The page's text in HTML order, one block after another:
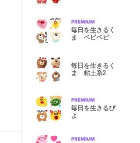
毎日を生きるく
ま ベビベビ
毎日を生きるく
ま 粘土系2
毎日を生きるぴ
よ